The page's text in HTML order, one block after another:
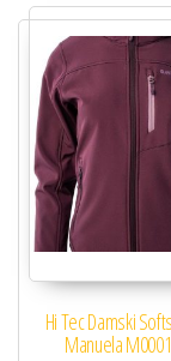
Hi Tec Damski
Manuela